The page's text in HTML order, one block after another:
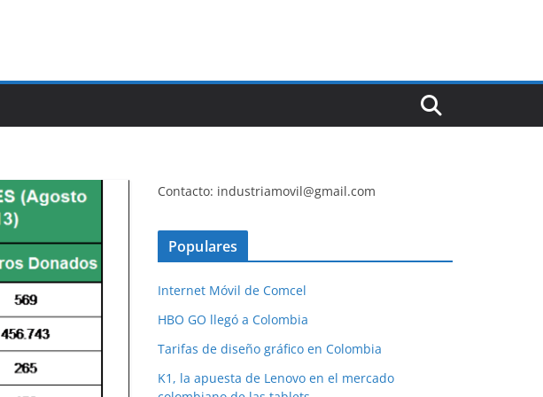
Contacto: industriamovil@gmail.com
Populares
Internet Móvil de Comcel
HBO GO llegó a Colombia
Tarifas de diseño gráfico en Colombia
K1, la apuesta de Lenovo en el mercado